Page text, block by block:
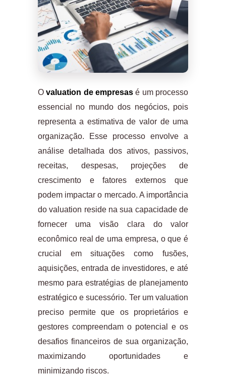
Ovaluation de empresas é um processo
essencial no mundo dos negócios, pois
representa a estimativa de valor de uma
organização. Esse processo envolve a
análise detalhada dos ativos, passivos,
receitas, despesas, projeções de
crescimento e fatores externos que
podem impactar o mercado. A importância
do valuation reside na sua capacidade de
fornecer uma visão clara do valor
econômico real de uma empresa, o que é
crucial em situações como fusões,
aquisições, entrada de investidores, e até
mesmo para estratégias de planejamento
estratégico e sucessório. Ter um valuation
preciso permite que os proprietários e
gestores compreendam o potencial e os
desafios financeiros de sua organização,
maximizando oportunidades e
minimizando riscos.